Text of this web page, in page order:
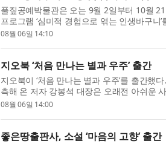
풀짚공예박물관은 오는 9월 2일부터 10월
프로그램 ‘심미적 경험으로 엮는 인생바구
예술학교 중장년 감상 프로그램의 일환으로
08월 06일 14:10
지오북 ‘처음 만나는 별과 우주’ 출간
지오북이 ‘처음 만나는 별과 우주’를 출간했
측해 온 저자 강봉석 대장은 오래전 아쉬운
로 별을 직접 보고도 기대만큼 감동하지 못
08월 06일 14:00
좋은땅출판사, 소설 ‘마음의 고향’ 출간